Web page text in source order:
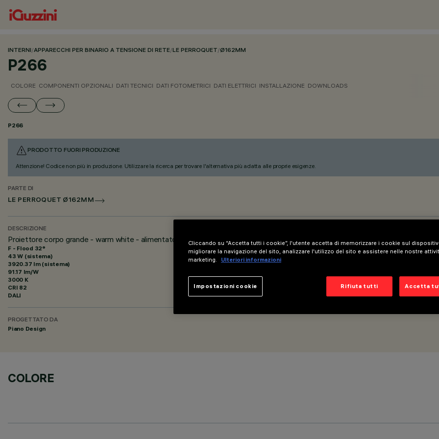
INTERNI/APPARECCHI PER BINARIO A TENSIONE DI RETE/LE PERROQUET/Ø162MM
P266
COLORE COMPONENTI OPZIONALI DATI TECNICI DATI FOTOMETRICI DATI ELETTRICI INSTALLAZIONE DOWNLOADS
P266
PRODOTTO FUORI PRODUZIONE
Attenzione! Codice non più in produzione. Utilizzare la ricerca per trovare l'alternativa più adatta alle proprie esigenze.
PARTE DI
LE PERROQUET Ø162MM
DESCRIZIONE
Proiettore corpo grande - warm white - alimentatore DALI - ottica flood
F - Flood 32°
43 W (sistema)
3920.37 lm (sistema)
91.17 lm/W
3000 K
CRI 82
DALI
PROGETTATO DA
Piano Design
COLORE
Cliccando su “Accetta tutti i cookie”, l'utente accetta di memorizzare i cookie sul
migliorare la navigazione del sito, analizzare l'utilizzo del sito e assistere nelle nostre
marketing.
Ulteriori informazioni
Rifiuta tutti Accetta
Impostazioni cookie